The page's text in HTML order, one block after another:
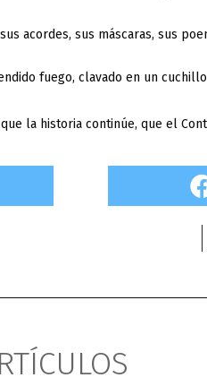
acordes, sus máscaras, sus
fuego, clavado en un
la historia continúe, que el